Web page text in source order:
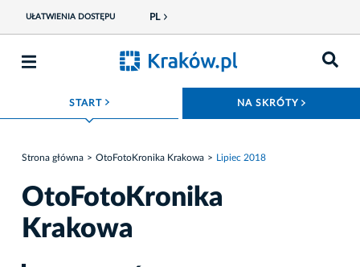
UŁATWIENIA DOSTĘPU PL
START ROZWIŃ MENU NA SKRÓTY
Strona główna OtoFotoKronika Krakowa Lipiec 2018
OtoFotoKronika
Krakowa